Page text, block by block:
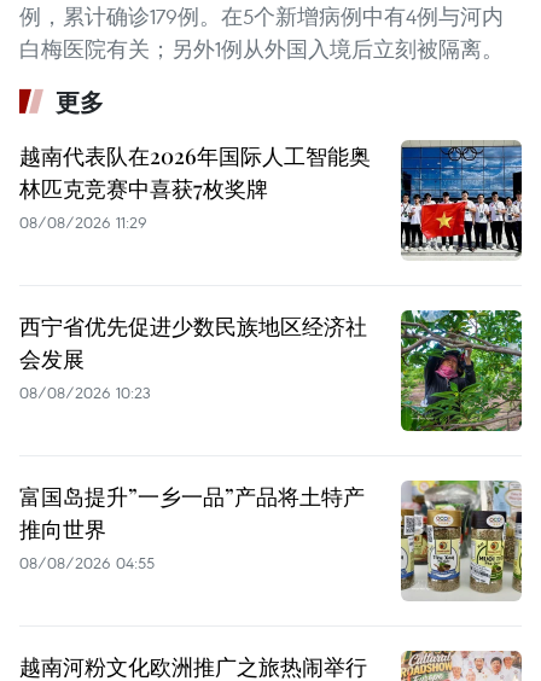
例，累计确诊179例。在5个新增病例中有4例与河内
白梅医院有关；另外1例从外国入境后立刻被隔离。
更多
越南代表队在2026年国际人工智能奥
林匹克竞赛中喜获7枚奖牌
08/08/2026 11:29
西宁省优先促进少数民族地区经济社
会发展
08/08/2026 10:23
富国岛提升”一乡一品”产品将土特产
推向世界
08/08/2026 04:55
越南河粉文化欧洲推广之旅热闹举行